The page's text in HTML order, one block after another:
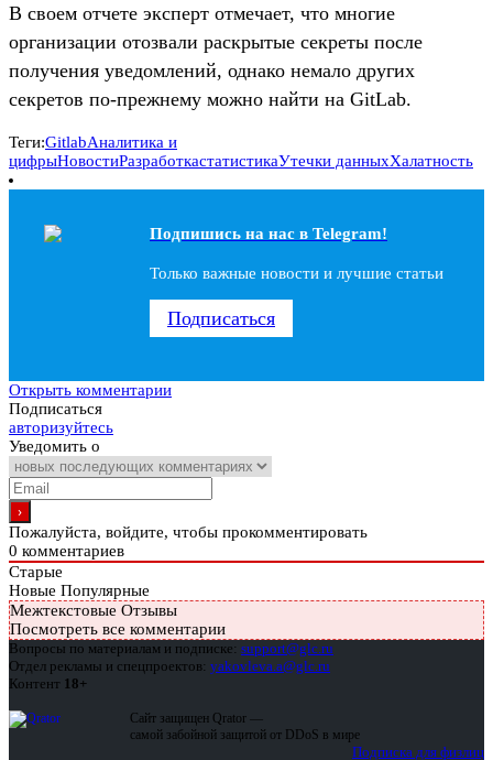
В своем отчете эксперт отмечает, что многие
организации отозвали раскрытые секреты после
получения уведомлений, однако немало других
секретов по-прежнему можно найти на GitLab.
Теги:GitlabАналитика и
цифрыНовостиРазработкастатистикаУтечки данныхХалатность
Подпишись на наc в Telegram!
Только важные новости и лучшие статьи
Подписаться
Открыть комментарии
Подписаться
авторизуйтесь
Уведомить о
Пожалуйста, войдите, чтобы прокомментировать
0 комментариев
Старые
Новые Популярные
Межтекстовые Отзывы
Посмотреть все комментарии
Вопросы по материалам и подписке: support@glc.ru
Отдел рекламы и спецпроектов: yakovleva.a@glc.ru
Контент 18+
Сайт защищен Qrator —
самой забойной защитой от DDoS в мире
Подписка для физлиц